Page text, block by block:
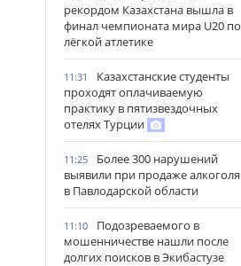
рекордом Казахстана вышла в
финал чемпионата мира U20 по
лёгкой атлетике
11:31
Казахстанские студенты
проходят оплачиваемую
практику в пятизвездочных
отелях Турции
11:25
Более 300 нарушений
выявили при продаже алкоголя
в Павлодарской области
11:10
Подозреваемого в
мошенничестве нашли после
долгих поисков в Экибастузе